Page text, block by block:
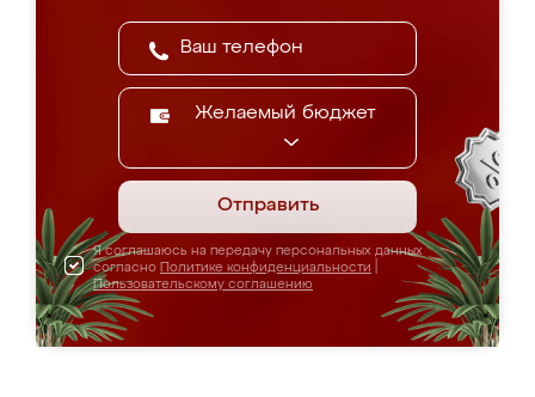
Желаемый бюджет
Отправить
Я соглашаюсь на передачу персональных данных
согласно Политике конфиденциальности
Пользовательскому соглашению